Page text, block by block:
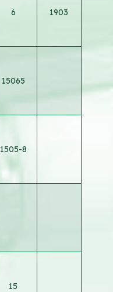
6 1903
15065
1505-8
15